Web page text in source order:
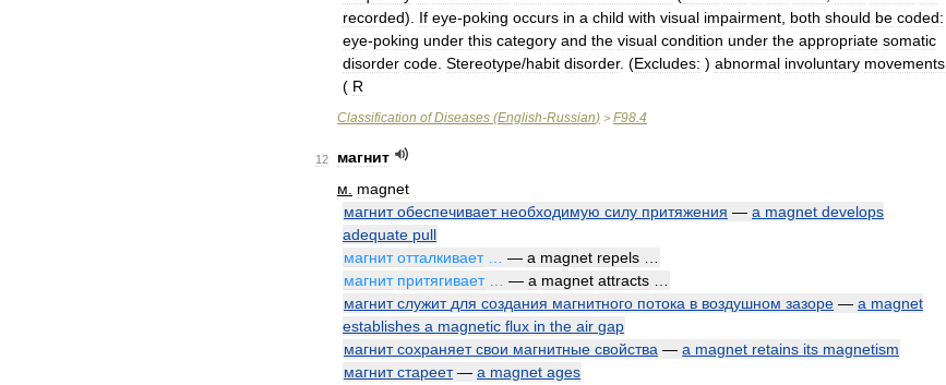
recorded). If eye-poking occurs in a child with visual impairment both should be coded:
eye-poking under this category and the visual condition under the appropriate somatic
disorder code Stereotype/habit disorder. (Excludes: ) abnormal involuntary movements
( R
Classification of Diseases (English-Russian) > F98.4
12
магнит
м
magnet
магнит обеспечивает необходимую силу притяжения — a magnet develops
adequate pull
магнит отталкивает… — a magnet repels
магнит притягивает… — a magnet attracts
магнит служит для создания магнитного потока в воздушном зазоре — a magnet
establishes a magnetic flux in the air gap
магнит сохраняет свои магнитные свойства — a magnet retains its magnetism
магнит стареет— a magnet ages